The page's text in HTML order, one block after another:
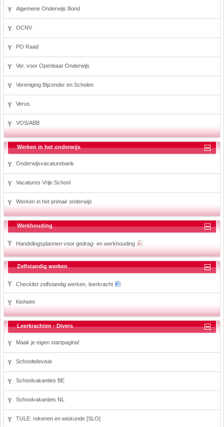
Algemene Onderwijs Bond
OCNV
PO Raad
Ver. voor Openbaar Onderwijs
Vereniging Bijzonder en Scholen
Verus
VOS/ABB
Werken in het onderwijs
Onderwijsvacaturebank
Vacatures Vrije School
Werken in het primair onderwijs
Werkhouding
Handelingsplannen voor gedrag- en werkhouding
Zelfstandig werken
Checklist zelfstandig werken, leerkracht
Kinheim
Leerkrachten - Divers
Maak je eigen startpagina!
Schooltelevisie
Schoolvakanties BE
Schoolvakanties NL
TULE: rekenen en wiskunde [SLO]